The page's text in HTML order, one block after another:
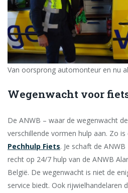
Van oorsprong automonteur en nu
Wegenwacht voor
De ANWB – waar de wegenwacht
verschillende vormen hulp aan. Zo
Pechhulp Fiets. Je schaft de
recht op 24/7 hulp van de ANWB
België. De wegenwacht is niet de
service biedt. Ook rijwielhandelaren